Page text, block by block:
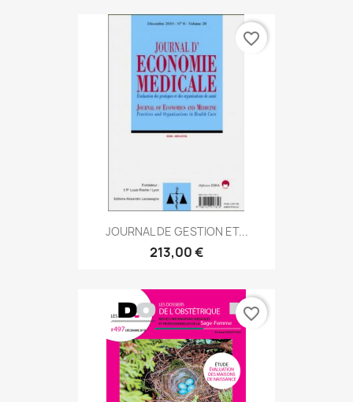
JOURNAL DE GESTION ET...
213,00 €
favorite_border
favorite_border